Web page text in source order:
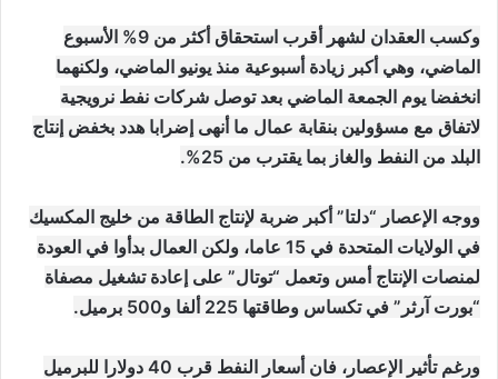
وكسب العقدان لشهر أقرب استحقاق أكثر من 9% الأسبوع
الماضي، وهي أكبر زيادة أسبوعية منذ يونيو الماضي، ولكنهما
انخفضا يوم الجمعة الماضي بعد توصل شركات نفط نرويجية
لاتفاق مع مسؤولين بنقابة عمال ما أنهى إضرابا هدد بخفض إنتاج
البلد من النفط والغاز بما يقترب من 25%.
ووجه الإعصار “دلتا” أكبر ضربة لإنتاج الطاقة من خليج المكسيك
في الولايات المتحدة في 15 عاما، ولكن العمال بدأوا في العودة
لمنصات الإنتاج أمس وتعمل “توتال” على إعادة تشغيل مصفاة
“بورت آرثر” في تكساس وطاقتها 225 ألفا و500 برميل.
ورغم تأثير الإعصار، فان أسعار النفط قرب 40 دولارا للبرميل